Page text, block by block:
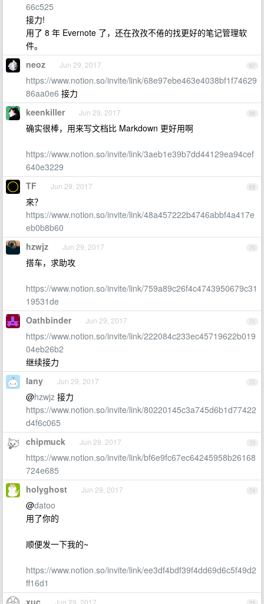
66c525
接力!
用了 8 年 Evernote 了，还在孜孜不倦的找更好的笔记管理软
件。
67
neoz Jun 29, 2017
https://www.notion.so/invite/link/68e97ebe463e4038bf1f74629
86aa0e6 接力
68
keenkiller Jun 29, 2017
确实很棒，用来写文档比 Markdown 更好用啊
https://www.notion.so/invite/link/3aeb1e39b7dd44129ea94cef
640e3229
69
TF Jun 29, 2017
來？
https://www.notion.so/invite/link/48a457222b4746abbf4a417e
eb0b8b60
70
hzwjz Jun 29, 2017
搭车，求助攻
https://www.notion.so/invite/link/759a89c26f4c4743950679c31
19531de
71
Oathbinder Jun 29, 2017
https://www.notion.so/invite/link/222084c233ec45719622b019
04eb26b2
继续接力
72
lany Jun 29, 2017
@hzwjz 接力
https://www.notion.so/invite/link/80220145c3a745d6b1d77422
d4f6c065
73
chipmuck Jun 29, 2017
https://www.notion.so/invite/link/bf6e9fc67ec64245958b26168
724e685
74
holyghost Jun 29, 2017
@datoo
用了你的
顺便发一下我的~
https://www.notion.so/invite/link/ee3df4bdf39f4dd69d6c5f49d2
ff16d1
xuc Jun 29, 2017